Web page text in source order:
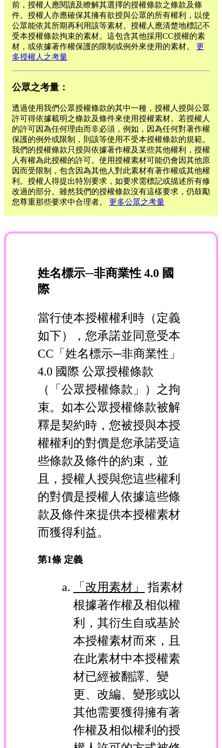
前，授權人應閱讀及瞭解其選擇的授權條款之條款及條
件。授權人亦應確保其擁有欲授與公眾的所有權利，以使
公眾能依其所期再利用該等素材。授權人應清楚地標記不
受本授權條款拘束的素材。這包含其他採用CC授權的素
材，或依據著作權保護的限制或例外來使用的素材。 更
多授權人之考量
公眾之考量：
透過使用我們公眾授權條款的其中一種，授權人授與公眾
許可得依據載明之條款及條件來使用授權素材。若授權人
的許可因為任何理由而非必須，例如，因為任何對著作權
保護的例外或限制，則該等使用不受本授權條款的規範。
我們的授權條款只授與依據著作權及某些其他權利，授權
人有權為此授權的許可。使用授權素材可能仍會因其他原
因而受限制，包含因為其他人對此素材有著作權或其他權
利。授權人得提出特別要求，如要求需標記或描述所有修
改過的部分。雖然我們的授權條款沒有這樣要求，仍鼓勵
您尊重那些要求中合理者。 更多公眾之考量
姓名標示─非商業性 4.0 國
際
當行使本授權權利時（定義
如下），您承諾並同意受本
CC「姓名標示─非商業性」
4.0 國際 公眾授權條款
（「公眾授權條款」）之拘
束。如本公眾授權條款被解
釋是契約時，您被授與本授
權權利的對價是您承諾受這
些條款及條件的約束，並
且，授權人授與您這些權利
的對價是授權人依據這些條
款及條件來提供本授權素材
而獲得利益。
第1條 定義
「改用素材」
指素材
根據著作權及相似權
利，其衍生自或基於
本授權素材而來，且
在此素材中本授權素
材已經被翻譯、變
更、改編、變形或以
其他需要獲得擁有著
作權及相似權利的授